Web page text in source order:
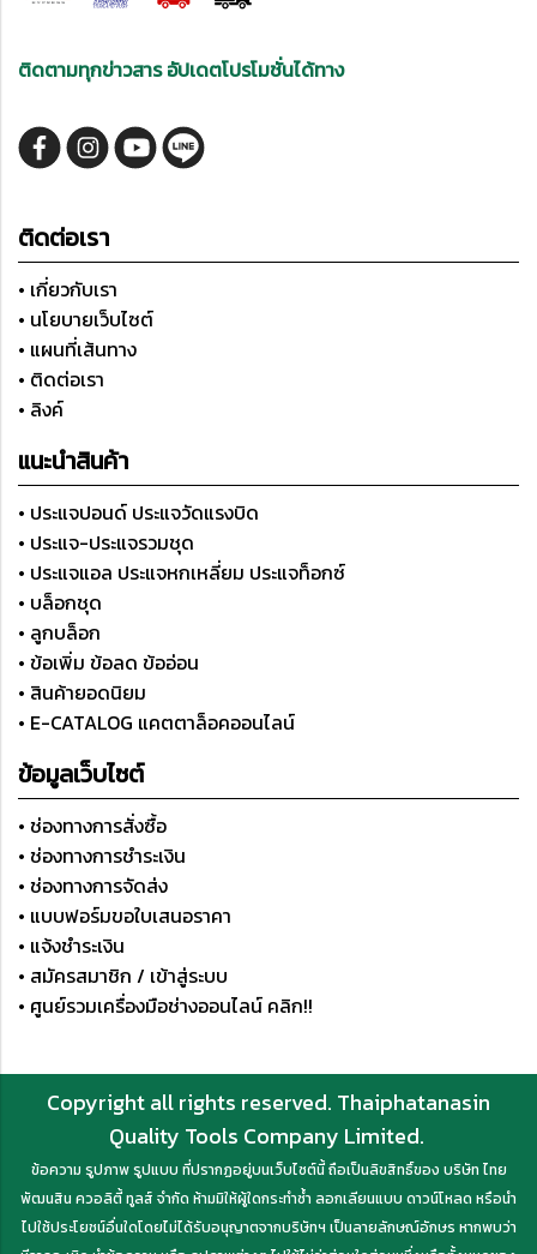
ติดตามทุกข่าวสาร อัปเดตโปรโมชั่นได้ทาง
ติดต่อเรา
• เกี่ยวกับเรา
• นโยบายเว็บไซต์
• แผนที่เส้นทาง
• ติดต่อเรา
• ลิงค์
แนะนำสินค้า
• ประแจปอนด์ ประแจวัดแรงบิด
• ประแจ-ประแจรวมชุด
• ประแจแอล ประแจหกเหลี่ยม ประแจท็อกซ์
• บล็อกชุด
• ลูกบล็อก
• ข้อเพิ่ม ข้อลด ข้ออ่อน
• สินค้ายอดนิยม
• E-CATALOG แคตตาล็อคออนไลน์
ข้อมูลเว็บไซต์
• ช่องทางการสั่งซื้อ
• ช่องทางการชำระเงิน
• ช่องทางการจัดส่ง
• แบบฟอร์มขอใบเสนอราคา
• แจ้งชำระเงิน
• สมัครสมาชิก / เข้าสู่ระบบ
• ศูนย์รวมเครื่องมือช่างออนไลน์ คลิก!!
Copyright all rights reserved. Thaiphatanasin
Quality Tools Company Limited.
ข้อความ รูปภาพ รูปแบบ ที่ปรากฏอยู่บนเว็บไซต์นี้ ถือเป็นลิขสิทธิ์ของ บริษัท ไทย
พัฒนสิน ควอลิตี้ ทูลส์ จำกัด ห้ามมิให้ผู้ใดกระทำซ้ำ ลอกเลียนแบบ ดาวน์โหลด หรือนำ
ไปใช้ประโยชน์อื่นใดโดยไม่ได้รับอนุญาตจากบริษัทฯ เป็นลายลักษณ์อักษร หากพบว่า